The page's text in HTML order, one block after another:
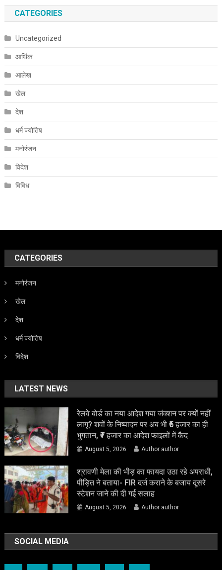
CATEGORIES
Uncategorized
आर्थिक
आलेख
खेल
देश
धर्म ज्योतिष
मनोरंजन
विदेश
विविध
CATEGORIES
मनोरंजन
खेल
देश
धर्म ज्योतिष
विदेश
LATEST NEWS
रेलवे बोर्ड का नया आदेश गया जंक्शन पर क्यों नहीं
लागू? शवों के निष्पादन पर अब भी ₹5 हजार का ही
भुगतान, ₹7 हजार का आदेश फाइलों में कैद
August 5, 2026 Author author
श्रावणी मेला की भीड़ का फायदा उठा रहे अपराधी,
पीड़ित ने बताया- FIR दर्ज कराने के बजाय दूसरे
स्टेशन जाने की दी गई सलाह
August 5, 2026 Author author
SOCIAL MEDIA